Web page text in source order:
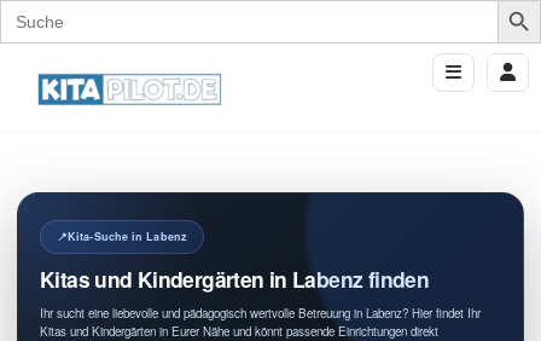
Search
for:
Kita-Suche in Labenz
Kitas und Kindergärten in Labenz finden
Ihr sucht eine liebevolle und pädagogisch wertvolle Betreuung in Labenz? Hier findet Ihr
Kitas und Kindergärten in Eurer Nähe und könnt passende Einrichtungen direkt